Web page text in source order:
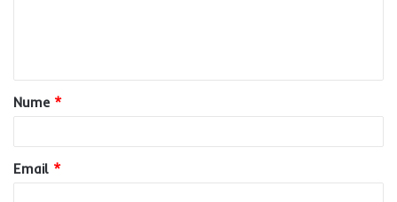
a
r
*
Nume *
Email *